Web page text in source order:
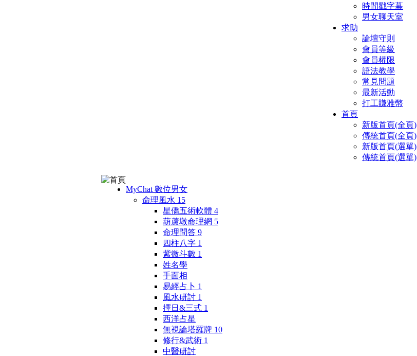
時間戳字幕
男女聊天室
求助
論壇守則
會員等級
會員權限
語法教學
常見問題
最新活動
打工賺雅幣
首頁
新版首頁(全頁)
傳統首頁(全頁)
新版首頁(選單)
傳統首頁(選單)
MyChat 數位男女
命理風水 15
星僑五術軟體 4
葫蘆墩命理網 5
命理問答 9
四柱八字 1
紫微斗數 1
姓名學
手面相
易經占卜 1
風水研討 1
擇日&三式 1
西洋占星
無視論塔羅牌 10
修行&武術 1
中醫研討